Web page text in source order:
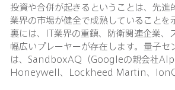
投資や合併が起きるということは、先進
業界の市場が健全で成熟していることを
裏には、IT業界の重鎮、防衛関連企業、
幅広いプレーヤーが存在します。量子セ
は、SandboxAQ（Googleの親会社
Honeywell、Lockheed Martin、IonQ